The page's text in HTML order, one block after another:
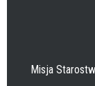
Misja